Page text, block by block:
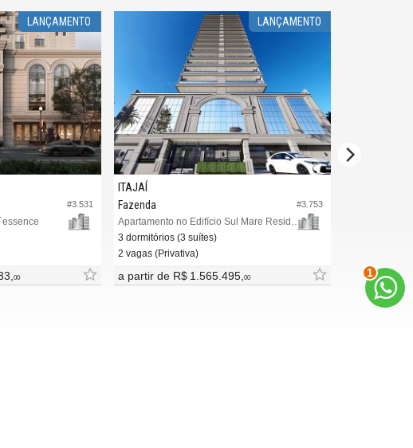
LANÇAMENTO
#3.531
00
LANÇAMENTO
#3.753
ITAJAÍ
Fazenda
Apartamento no Edifício Sul Mare Residenziale
3 dormitórios (3 suítes)
2 vagas (Privativa)
a partir de R$ 1.565.495, 00 R$